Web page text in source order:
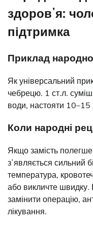
здоровʼя:
підтримка
Приклад
Як універсальний
чебрецю. 1 ст.л.
води, настояти 10–15
Коли народні
Якщо замість
зʼявляється сильний
температура,
або викличте швидку.
замінити операцію,
лікування.